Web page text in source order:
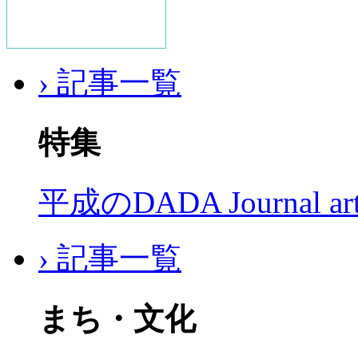
› 記事一覧
特集
平成のDADA Journal
› 記事一覧
まち・文化